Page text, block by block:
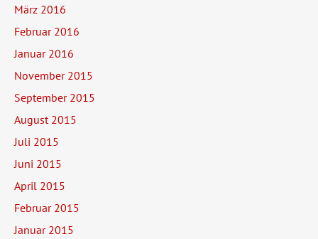
März 2016
Februar 2016
Januar 2016
November 2015
September 2015
August 2015
Juli 2015
Juni 2015
April 2015
Februar 2015
Januar 2015